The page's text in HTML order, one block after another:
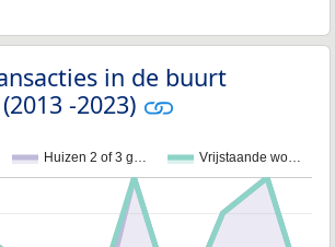
in de buurt
-2023)
Huizen 2 of 3 g… Vrijstaande wo…